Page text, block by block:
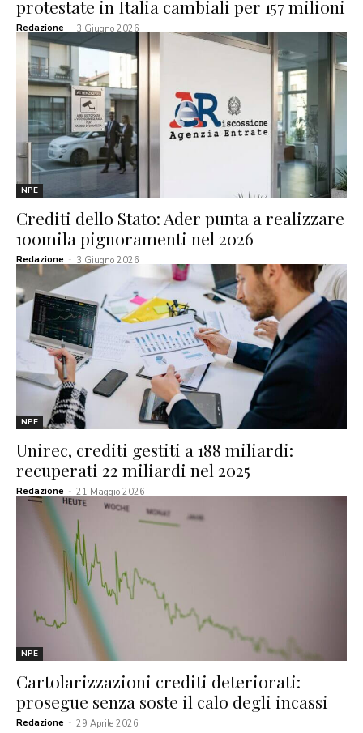
protestate in Italia cambiali per 157 milioni
Redazione - 3 Giugno 2026
NPE
Crediti dello Stato: Ader punta a realizzare
100mila pignoramenti nel 2026
Redazione - 3 Giugno 2026
NPE
Unirec, crediti gestiti a 188 miliardi:
recuperati 22 miliardi nel 2025
Redazione - 21 Maggio 2026
NPE
Cartolarizzazioni crediti deteriorati:
prosegue senza soste il calo degli incassi
Redazione - 29 Aprile 2026